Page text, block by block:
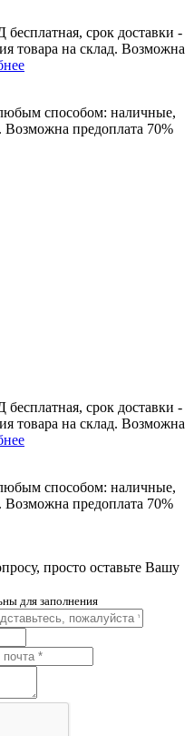
срок доставки -
товара на склад. Возможна
способом: наличные,
Возможна предоплата 70%
срок доставки -
товара на склад. Возможна
способом: наличные,
Возможна предоплата 70%
просто оставьте Вашу
для заполнения